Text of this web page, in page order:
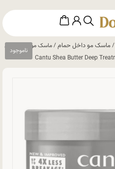
/ماسک مو داخل حمام/ ماسک مو درمانی موی